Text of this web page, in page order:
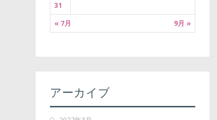
« 7月 9月 »
31
アーカイブ